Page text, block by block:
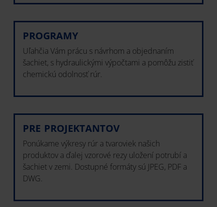
PROGRAMY
Uľahčia Vám prácu s návrhom a objednaním
šachiet, s hydraulickými výpočtami a pomôžu zistiť
chemickú odolnosť rúr.
PRE PROJEKTANTOV
Ponúkame výkresy rúr a tvaroviek našich
produktov a ďalej vzorové rezy uložení potrubí a
šachiet v zemi. Dostupné formáty sú JPEG, PDF a
DWG.